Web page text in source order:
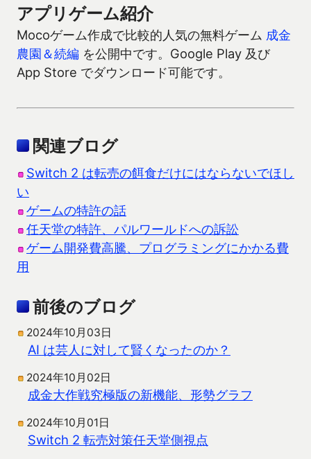
アプリゲーム紹介
Mocoゲーム作成で比較的人気の無料ゲーム 成金
農園＆続編 を公開中です。Google Play 及び
App Store でダウンロード可能です。
関連ブログ
Switch 2 は転売の餌食だけにはならないでほし
い
ゲームの特許の話
任天堂の特許、パルワールドへの訴訟
ゲーム開発費高騰、プログラミングにかかる費
用
前後のブログ
2024年10月03日
AI は芸人に対して賢くなったのか？
2024年10月02日
成金大作戦究極版の新機能、形勢グラフ
2024年10月01日
Switch 2 転売対策任天堂側視点